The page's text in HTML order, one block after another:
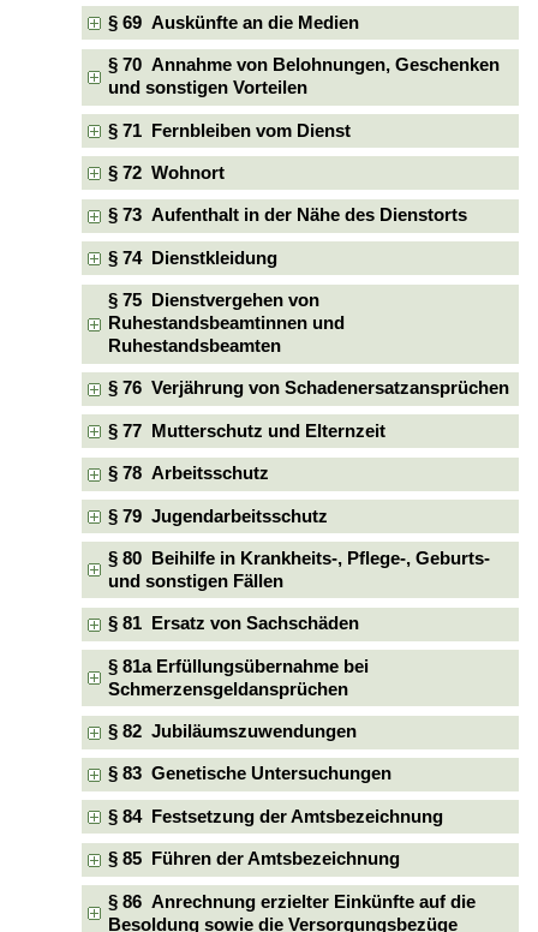
§ 69 Auskünfte an die Medien
§ 70 Annahme von Belohnungen, Geschenken
und sonstigen Vorteilen
§ 71 Fernbleiben vom Dienst
§ 72 Wohnort
§ 73 Aufenthalt in der Nähe des Dienstorts
§ 74 Dienstkleidung
§ 75 Dienstvergehen von
Ruhestandsbeamtinnen und
Ruhestandsbeamten
§ 76 Verjährung von Schadenersatzansprüchen
§ 77 Mutterschutz und Elternzeit
§ 78 Arbeitsschutz
§ 79 Jugendarbeitsschutz
§ 80 Beihilfe in Krankheits-, Pflege-, Geburts-
und sonstigen Fällen
§ 81 Ersatz von Sachschäden
§ 81a Erfüllungsübernahme bei
Schmerzensgeldansprüchen
§ 82 Jubiläumszuwendungen
§ 83 Genetische Untersuchungen
§ 84 Festsetzung der Amtsbezeichnung
§ 85 Führen der Amtsbezeichnung
§ 86 Anrechnung erzielter Einkünfte auf die
Besoldung sowie die Versorgungsbezüge